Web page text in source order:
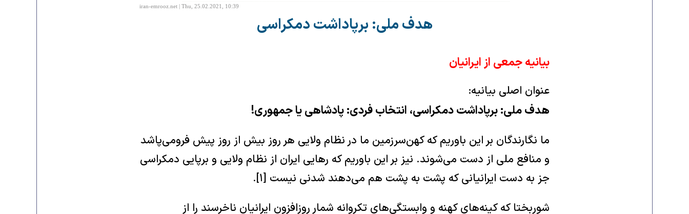
iran-emrooz.net | Thu, 25.02.2021, 10:39
هدف ملی: برپاداشت ‌دمکراسی
بیانیه جمعی از ایرانیان
عنوان اصلی بیانیه:
هدف ملی: برپاداشت ‌دمکراسی، انتخاب فردی: پادشاهی یا جمهوری!‏
ما نگارندگان بر این باوریم که کهن‌سرزمین ما در نظام ولایی هر روز بیش از روز پیش فرومی‌پاشد
و منافع ‏ملی از دست می‌شوند. نیز بر این باوریم که رهایی ایران از نظام ولایی و برپایی دمکراسی
جز به دست ایرانیانی که ‏پشت به پشت هم می‌دهند شدنی نیست [۱].‏
شوربختا که کینه‌های کهنه و وابستگی‌های تکروانه شمار روزافزون ایرانیان ناخرسند را از